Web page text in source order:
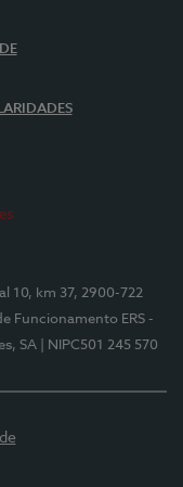
10, km 37, 2900-722
Funcionamento ERS -
SA | NIPC501 245 570